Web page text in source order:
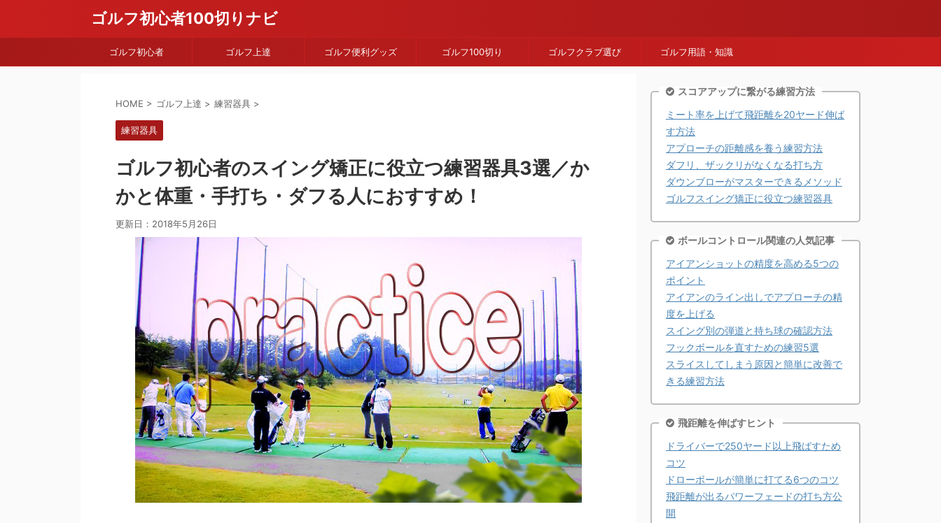
ゴルフ初心者100切りナビ
ゴルフ初心者 ゴルフ上達 ゴルフ便利グッズ ゴルフ100切り ゴルフクラブ選び ゴルフ用語・知識
HOME > ゴルフ上達 > 練習器具 >
練習器具
ゴルフ初心者のスイング矯正に役立つ練習器具3選／か
かと体重・手打ち・ダフる人におすすめ！
更新日： 2018年5月26日
スコアアップに繋がる練習方法
ミート率を上げて飛距離を20ヤード伸ば
す方法
アプローチの距離感を養う練習方法
ダフリ、ザックリがなくなる打ち方
ダウンブローがマスターできるメソッド
ゴルフスイング矯正に役立つ練習器具
ボールコントロール関連の人気記事
アイアンショットの精度を高める5つの
ポイント
アイアンのライン出しでアプローチの精
度を上げる
スイング別の弾道と持ち球の確認方法
フックボールを直すための練習5選
スライスしてしまう原因と簡単に改善で
きる練習方法
飛距離を伸ばすヒント
ドライバーで250ヤード以上飛ばすため
コツ
ドローボールが簡単に打てる6つのコツ
飛距離が出るパワーフェードの打ち方公
開